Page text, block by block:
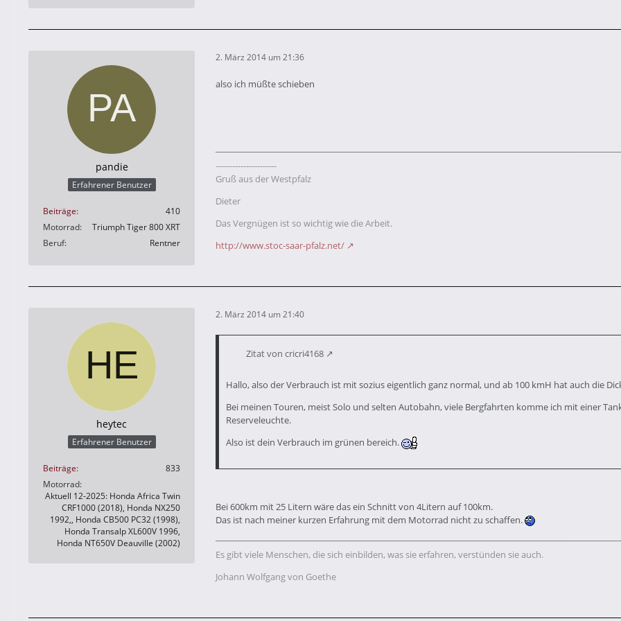
pandie
Erfahrener Benutzer
Beiträge
410
Motorrad
Triumph Tiger 800 XRT
Beruf
Rentner
2. März 2014 um 21:36
also ich müßte schieben
----------------------
Gruß aus der Westpfalz
Dieter
Das Vergnügen ist so wichtig wie die Arbeit.
http://www.stoc-saar-pfalz.net/
heytec
Erfahrener Benutzer
Beiträge
833
Motorrad
Aktuell 12-2025: Honda Africa Twin
CRF1000 (2018), Honda NX250
1992,, Honda CB500 PC32 (1998),
Honda Transalp XL600V 1996,
Honda NT650V Deauville (2002)
2. März 2014 um 21:40
Zitat von cricri4168
Hallo, also der Verbrauch ist mit sozius eigentlich ganz normal, und ab 100 kmH hat auch die
Bei meinen Touren, meist Solo und selten Autobahn, viele Bergfahrten komme ich mit einer
Reserveleuchte.
Also ist dein Verbrauch im grünen bereich.
Bei 600km mit 25 Litern wäre das ein Schnitt von 4Litern auf 100km.
Das ist nach meiner kurzen Erfahrung mit dem Motorrad nicht zu schaffen.
Es gibt viele Menschen, die sich einbilden, was sie erfahren, verstünden sie auch.
Johann Wolfgang von Goethe